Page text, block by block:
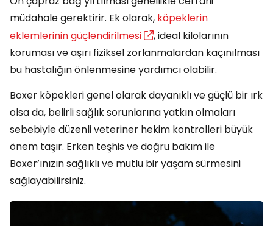
müdahale gerektirir. Ek olarak, köpeklerin
eklemlerinin güçlendirilmesi
, ideal kilolarının
koruması ve aşırı fiziksel zorlanmalardan kaçınılması
bu hastalığın önlenmesine yardımcı olabilir.
Boxer köpekleri genel olarak dayanıklı ve güçlü bir ırk
olsa da, belirli sağlık sorunlarına yatkın olmaları
sebebiyle düzenli veteriner hekim kontrolleri büyük
önem taşır. Erken teşhis ve doğru bakım ile
Boxer’ınızın sağlıklı ve mutlu bir yaşam sürmesini
sağlayabilirsiniz.